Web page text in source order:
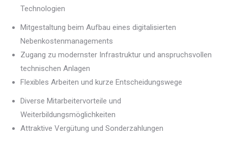
Technologien
Mitgestaltung beim Aufbau eines digitalisierten
Nebenkostenmanagements
Zugang zu modernster Infrastruktur und anspruchsvollen
technischen Anlagen
Flexibles Arbeiten und kurze Entscheidungswege
Diverse Mitarbeitervorteile und
Weiterbildungsmöglichkeiten
Attraktive Vergütung und Sonderzahlungen